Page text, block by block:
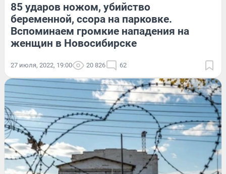
85 ударов ножом, убийство
беременной, ссора на парковке.
Вспоминаем громкие нападения на
женщин в Новосибирске
27 июля, 2022, 19:00 20 826 62